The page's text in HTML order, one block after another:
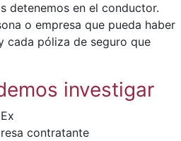
detenemos en el conductor.
o empresa que pueda haber
cada póliza de seguro que
investigar
contratante